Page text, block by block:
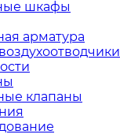
шкафы
арматура
клапаны